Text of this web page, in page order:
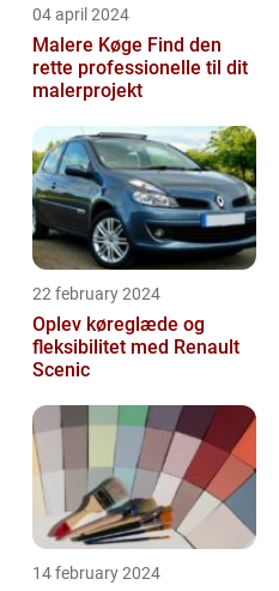
04 april 2024
Malere Køge Find den
rette professionelle til dit
malerprojekt
22 february 2024
Oplev køreglæde og
fleksibilitet med Renault
Scenic
14 february 2024